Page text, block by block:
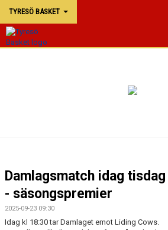
TYRESÖ BASKET
DOKUMENT
Damlagsmatch idag
- säsongspremier
2025-09-23 09:30
Idag kl 18:30 tar Damlaget emot Liding Cows.